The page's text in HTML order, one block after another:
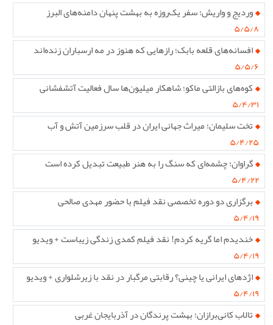
وردیج و واریش؛ سفر یک‌روزه به بهشت پنهان دامنه‌های البرز
۵/۵/۸
افسانه‌های قلعه بابک؛ رازهایی که هنوز در مه ارسباران زنده‌اند
۵/۵/۶
کوه‌های بازالتی ماکو؛ شاهکار میلیون‌ها سال فعالیت آتشفشانی
۵/۴/۳۱
تخت سلیمان؛ میراث جهانی ایران در قلب سرزمین آتش و آب
۵/۴/۲۵
گراوان؛ چشمه‌ای که سنگ را به هنر طبیعت تبدیل کرده است
۵/۴/۲۲
برگزاری دو دوره تخصصی نقد فیلم با حضور مهدی صالحی
۵/۴/۱۹
خندیدم اما گریه کردم! نقد فیلم کمدی زندگی زیباست + ویدیو
۵/۴/۱۹
اژدهای ایرانی یا چینی؟ رقابتی مرگبار در نقد با زیرشلواری + ویدیو
۵/۴/۱۹
تالاب کانی‌برازان؛ بهشت پرندگان در آذربایجان غربی